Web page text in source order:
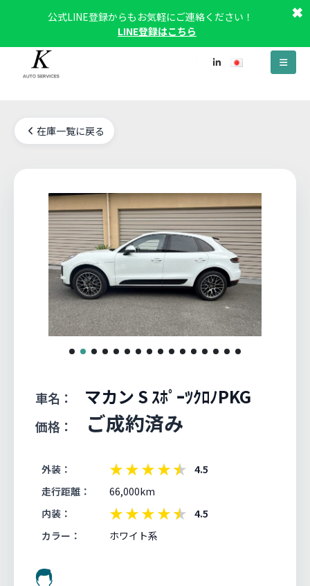
公式LINE登録からもお気軽にご連絡ください！
LINE登録はこちら
✖
在庫一覧に戻る
車名： マカン S ｽﾎﾟｰﾂｸﾛﾉPKG
価格： ご成約済み
外装： ★★★★★ 4.5
走行距離：
66,000km
内装：
★★★★★ 4.5
カラー：
ホワイト系